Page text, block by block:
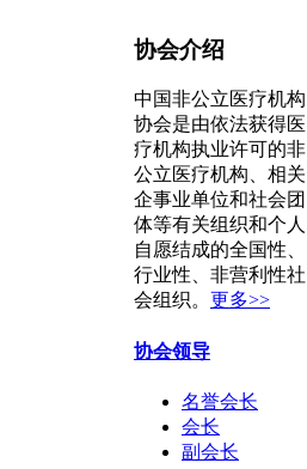
协会介绍
中国非公立医疗机构
协会是由依法获得医
疗机构执业许可的非
公立医疗机构、相关
企事业单位和社会团
体等有关组织和个人
自愿结成的全国性、
行业性、非营利性社
会组织。 更多>>
协会领导
名誉会长
会长
副会长